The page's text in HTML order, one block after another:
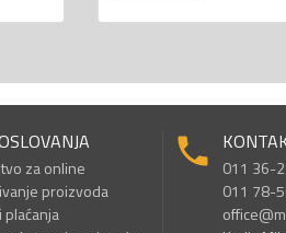
za online
proizvoda
plaćanja
011 36-
011 78-